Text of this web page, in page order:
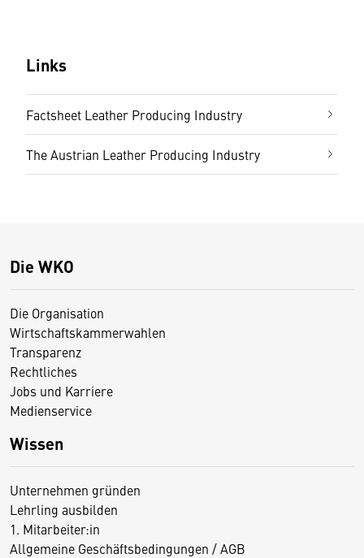
Links
Factsheet Leather Producing Industry
The Austrian Leather Producing Industry
Die WKO
Die Organisation
Wirtschaftskammerwahlen
Transparenz
Rechtliches
Jobs und Karriere
Medienservice
Wissen
Unternehmen gründen
Lehrling ausbilden
1. Mitarbeiter:in
Allgemeine Geschäftsbedingungen / AGB